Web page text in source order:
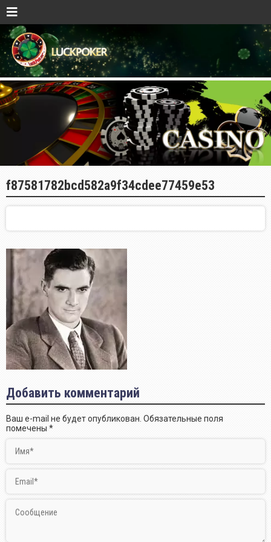
f87581782bcd582a9f34cdee77459e53
Добавить комментарий
Ваш e-mail не будет опубликован. Обязательные поля
помечены *